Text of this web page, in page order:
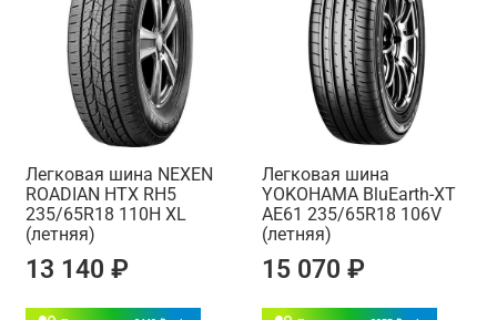
Легковая шина NEXEN
ROADIAN HTX RH5
235/65R18 110H XL
(летняя)
13 140 ₽
Легковая шина
YOKOHAMA BluEarth-XT
AE61 235/65R18 106V
(летняя)
15 070 ₽